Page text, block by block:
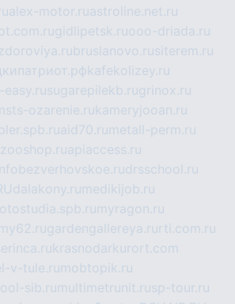
alex-motor.ruastroline.net.ru
gidlipetsk.ruooo-driada.ru
bruslanovo.rusiterem.ru
kafekolizey.ru
sugarepilekb.rugrinox.ru
msts-ozarenie.rukameryjooan.ru
aid70.ru metall-perm.ru
apiaccess.ru
bezverhovskoe.rudrsschool.ru
dalakony.ru medikijob.ru
myragon.ru
gardengallereya.ru rti.com.ru
krasnodarkurort.com
v-tule.ru mobtopik.ru
sib.ru multimetrunit.rusp-tour.ru